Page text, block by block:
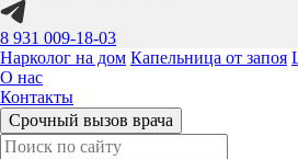
8 931 009-18-03
Нарколог на дом Капельница от запоя
О нас
Контакты
Срочный вызов врача